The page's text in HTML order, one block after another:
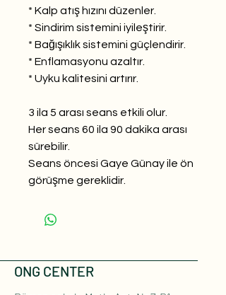
* Kalp atış hızını düzenler.
* Sindirim sistemini iyileştirir.
* Bağışıklık sistemini güçlendirir.
* Enflamasyonu azaltır.
* Uyku kalitesini artırır.
3 ila 5 arası seans etkili olur.
Her seans 60 ila 90 dakika arası
sürebilir.
Seans öncesi Gaye Günay ile ön
görüşme gereklidir.
ONG CENTER